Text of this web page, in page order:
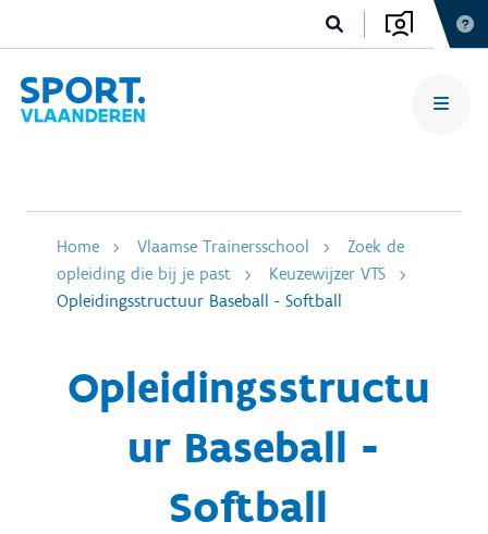
Home Vlaamse Trainersschool
Zoek de
opleiding die bij je past
Keuzewijzer VTS
Opleidingsstructuur Baseball - Softball
Opleidingsstructu
ur Baseball -
Softball